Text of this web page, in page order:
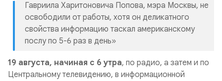
Гавриила Харитоновича Попова, мэра Москвы, не
освободили от работы, хотя он деликатного
свойства информацию таскал американскому
послу по 5-6 раз в день»
19 августа, начиная с 6 утра, по радио, а затем и по
Центральному телевидению, в информационной